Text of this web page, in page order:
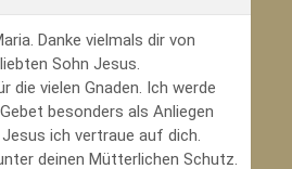
Danke vielmals dir von
Sohn Jesus.
die vielen Gnaden. Ich werde
besonders als Anliegen
ich vertraue auf dich.
deinen Mütterlichen Schutz.